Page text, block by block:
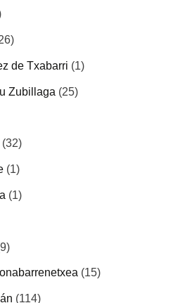
de Txabarri (1)
Zubillaga (25)
(32)
(1)
(1)
(15)
(114)